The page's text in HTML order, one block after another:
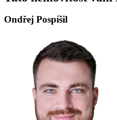
Ondřej Pospíšil